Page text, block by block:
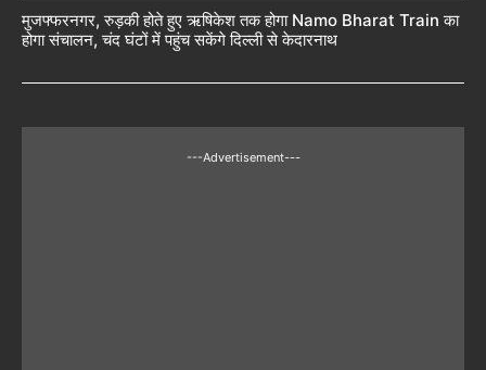
मुजफ्फरनगर, रुड़की होते हुए ऋषिकेश तक होगा Namo Bharat Train का
होगा संचालन, चंद घंटों में पहुंच सकेंगे दिल्ली से केदारनाथ
---Advertisement---